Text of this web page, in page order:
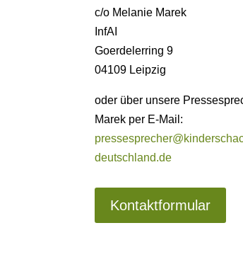
c/o Melanie Marek
InfAI
Goerdelerring 9
04109 Leipzig
oder über unsere
Marek per E-Mail:
deutschland.de
Kontaktformular